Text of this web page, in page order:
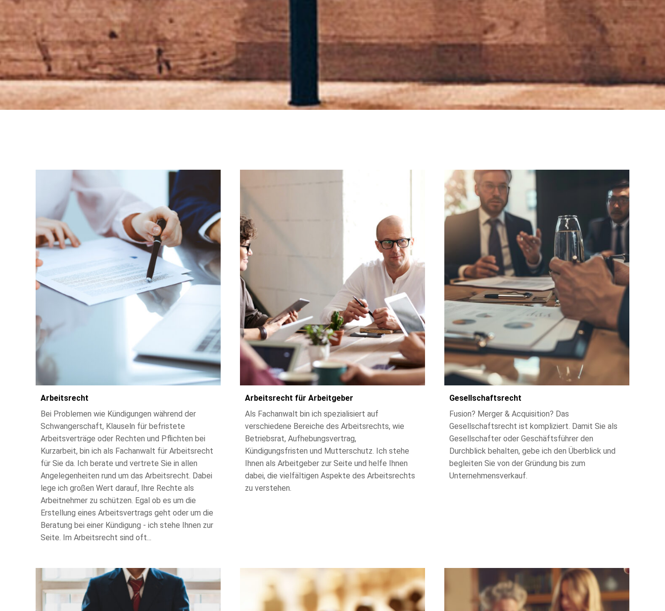
Arbeitsrecht
Bei Problemen wie Kündigungen während der
Schwangerschaft, Klauseln für befristete
Arbeitsverträge oder Rechten und Pflichten bei
Kurzarbeit, bin ich als Fachanwalt für Arbeitsrecht
für Sie da. Ich berate und vertrete Sie in allen
Angelegenheiten rund um das Arbeitsrecht. Dabei
lege ich großen Wert darauf, Ihre Rechte als
Arbeitnehmer zu schützen. Egal ob es um die
Erstellung eines Arbeitsvertrags geht oder um die
Beratung bei einer Kündigung - ich stehe Ihnen zur
Seite. Im Arbeitsrecht sind oft...
Arbeitsrecht für Arbeitgeber
Als Fachanwalt bin ich spezialisiert auf
verschiedene Bereiche des Arbeitsrechts, wie
Betriebsrat, Aufhebungsvertrag,
Kündigungsfristen und Mutterschutz. Ich stehe
Ihnen als Arbeitgeber zur Seite und helfe Ihnen
dabei, die vielfältigen Aspekte des Arbeitsrechts
zu verstehen.
Gesellschaftsrecht
Fusion? Merger & Acquisition? Das
Gesellschaftsrecht ist kompliziert. Damit Sie als
Gesellschafter oder Geschäftsführer den
Durchblick behalten, gebe ich den Überblick und
begleiten Sie von der Gründung bis zum
Unternehmensverkauf.